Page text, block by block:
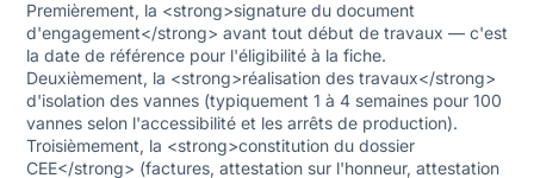
Premièrement, la <strong>signature du document
d'engagement</strong> avant tout début de travaux — c'est
la date de référence pour l'éligibilité à la fiche.
Deuxièmement, la <strong>réalisation des travaux</strong>
d'isolation des vannes (typiquement 1 à 4 semaines pour 100
vannes selon l'accessibilité et les arrêts de production).
Troisièmement, la <strong>constitution du dossier
CEE</strong> (factures, attestation sur l'honneur, attestation